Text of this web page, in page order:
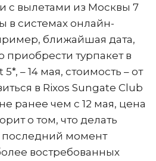
с вылетами из Москвы 7
в системах онлайн-
ближайшая дата,
приобрести турпакет в
– 14 мая, стоимость – от
в Rixos Sungate Club
ранее чем с 12 мая, цена
о том, что делать
последний момент
востребованных